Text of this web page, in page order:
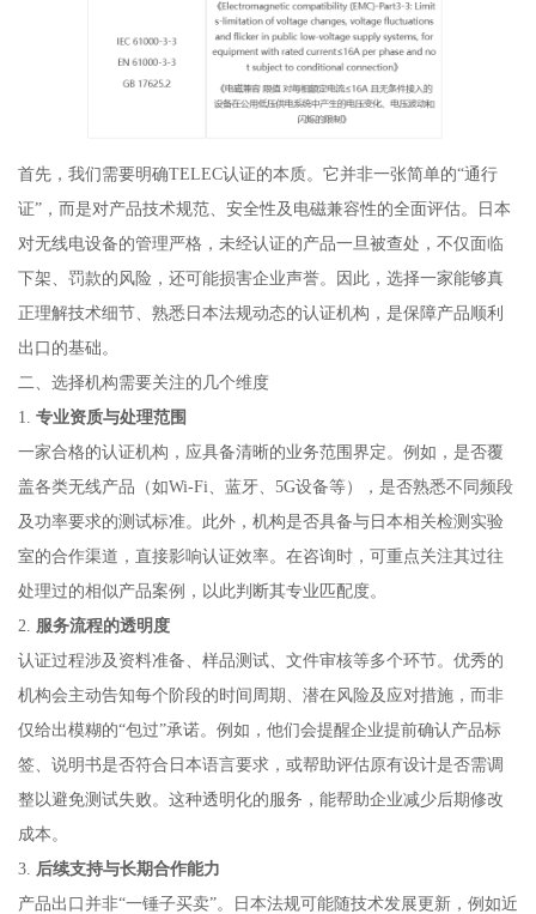
首先，我们需要明确TELEC认证的本质。它并非一张简单的“通行
证”，而是对产品技术规范、安全性及电磁兼容性的全面评估。日本
对无线电设备的管理严格，未经认证的产品一旦被查处，不仅面临
下架、罚款的风险，还可能损害企业声誉。因此，选择一家能够真
正理解技术细节、熟悉日本法规动态的认证机构，是保障产品顺利
出口的基础。
二、选择机构需要关注的几个维度
1. 专业资质与处理范围
一家合格的认证机构，应具备清晰的业务范围界定。例如，是否覆
盖各类无线产品（如Wi-Fi、蓝牙、5G设备等），是否熟悉不同频段
及功率要求的测试标准。此外，机构是否具备与日本相关检测实验
室的合作渠道，直接影响认证效率。在咨询时，可重点关注其过往
处理过的相似产品案例，以此判断其专业匹配度。
2. 服务流程的透明度
认证过程涉及资料准备、样品测试、文件审核等多个环节。优秀的
机构会主动告知每个阶段的时间周期、潜在风险及应对措施，而非
仅给出模糊的“包过”承诺。例如，他们会提醒企业提前确认产品标
签、说明书是否符合日本语言要求，或帮助评估原有设计是否需调
整以避免测试失败。这种透明化的服务，能帮助企业减少后期修改
成本。
3.
后续支持与长期合作能力
产品出口并非“一锤子买卖”。日本法规可能随技术发展更新，例如近